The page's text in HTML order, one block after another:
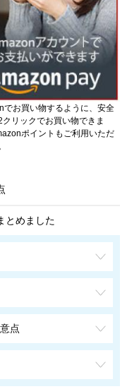
でお買い物するように、安全
クリックでお買い物できま
ポイントもご利用いただ
とめました
点